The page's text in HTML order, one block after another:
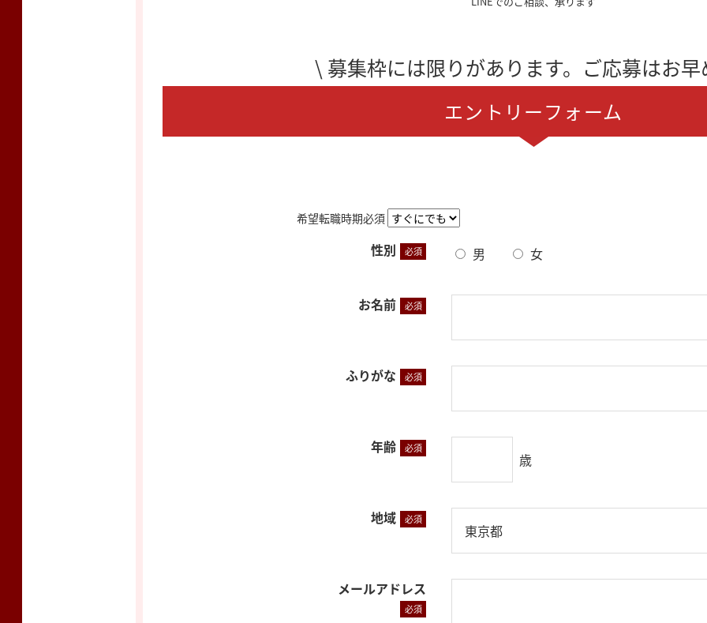
\ 募集枠には限りがあります。ご応募はお
エントリーフォーム
希望転職時期必須
性別 必須 男 女
お名前 必須
ふりがな 必須
年齢 必須
歳
地域 必須
メールアドレス
必須